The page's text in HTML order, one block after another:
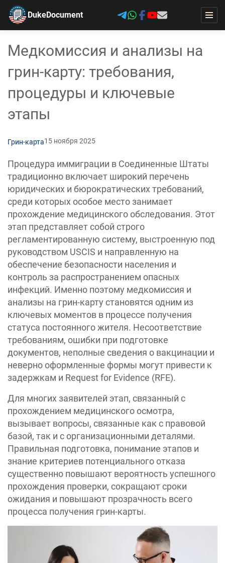
DukeDocument
Медкомиссия и анализы на
грин-карту: требования,
процедуры и ключевые
этапы
Грин-карта15 ноября 2025
Процедура иммиграции в Соединенные Штаты
традиционно включает широкий перечень
юридических и бюрократических требований,
среди которых особое место занимает
прохождение медицинского обследования. Этот
этап представляет собой строго
регламентированную систему, выстроенную под
руководством USCIS и направленную на
обеспечение безопасности населения и
контроль за распространением опасных
инфекций. Именно поэтому медкомиссия и
анализы на грин-карту становятся одним из
ключевых моментов в процессе получения
статуса постоянного жителя. Несоответствие
требованиям, ошибки при подготовке
документов, неполные сведения о вакцинации и
неверно оформленные формы могут привести к
задержкам и Request for Evidence (RFE).
Для многих заявителей этап, связанный с
прохождением медицинского осмотра,
вызывает вопросы, связанные как с правовой
базой, так и с организационными деталями.
Правильная подготовка, понимание этапов и
знание критериев потенциального отказа
существенно повышают вероятность успешного
прохождения проверки, сокращают сроки
ожидания и повышают прозрачность всего
процесса получения грин-карты.